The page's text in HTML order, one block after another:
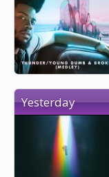
Yesterday